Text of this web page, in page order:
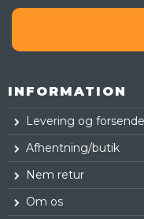
INFORMATION
Levering og
Afhentning/butik
Nem retur
Om os